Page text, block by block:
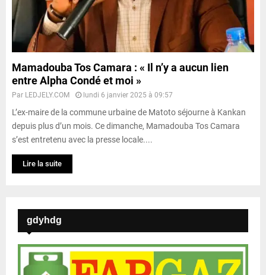
Mamadouba Tos Camara : « Il n’y a aucun lien
entre Alpha Condé et moi »
Par LEDJELY.COM lundi 6 janvier 2025 à 09:57
L’ex-maire de la commune urbaine de Matoto séjourne à Kankan
depuis plus d’un mois. Ce dimanche, Mamadouba Tos Camara
s’est entretenu avec la presse locale....
Lire la suite
gdyhdg